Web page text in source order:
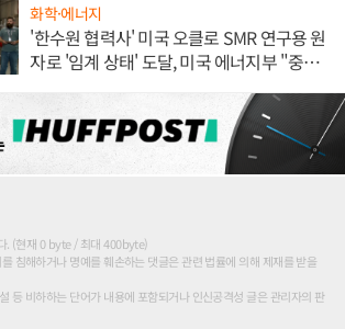
화학·에너지
'한수원 협력사' 미국 오클로 SMR 연구용 원
자로 '임계 상태' 도달, 미국 에너지부 "중요
. (현재 0 byte / 최대 400byte)
침해하거나 명예를 훼손하는 댓글은 관련 법률에 의해 제재를 받을
등 비하하는 단어가 내용에 포함되거나 인신공격성 글은 관리자의 판